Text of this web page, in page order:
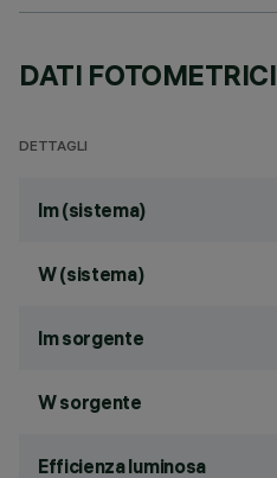
DATI FOTOMETRICI
DETTAGLI
lm (sistema)
W (sistema)
lm sorgente
W sorgente
Efficienza luminosa